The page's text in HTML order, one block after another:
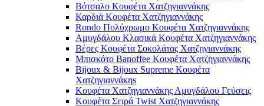
Βότσαλο Κουφέτα Χατζηγιαννάκης
Καρδιά Κουφέτα Χατζηγιαννάκης
Rondo Πολύχρωμο Κουφέτα Χατζηγιαννάκης
Αμυγδάλου Κλασικά Κουφέτα Χατζηγιαννάκης
Βέρες Κουφέτα Σοκολάτας Χατζηγιαννάκης
Μπισκότο Banoffee Κουφέτα Χατζηγιαννάκης
Bijoux & Bijoux Supreme Κουφέτα
Χατζηγιαννάκηs
Κουφέτα Χατζηγιαννάκης Αμυγδάλου Γεύσεις
Κουφέτα Σειρά Twist Χατζηγιαννάκης